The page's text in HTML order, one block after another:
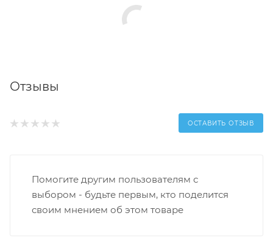
Отзывы
ОСТАВИТЬ ОТЗЫВ
Помогите другим пользователям с
выбором - будьте первым, кто поделится
своим мнением об этом товаре